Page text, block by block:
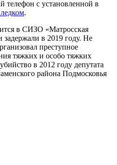
телефон с установленной в
.
в СИЗО «Матросская
в 2019 году. Не
преступное
тяжких и особо тяжких
в 2012 году депутата
района Подмосковья